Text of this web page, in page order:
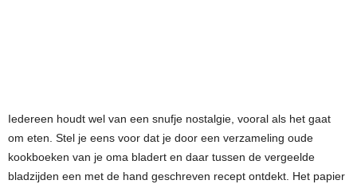
Iedereen houdt wel van een snufje nostalgie, vooral als het gaat
om eten. Stel je eens voor dat je door een verzameling oude
kookboeken van je oma bladert en daar tussen de vergeelde
bladzijden een met de hand geschreven recept ontdekt. Het papier